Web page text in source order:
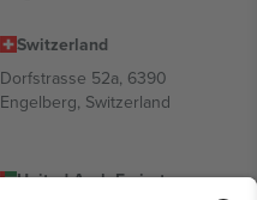
Switzerland
Dorfstrasse 52a, 6390
Engelberg, Switzerland
United Arab Emirates